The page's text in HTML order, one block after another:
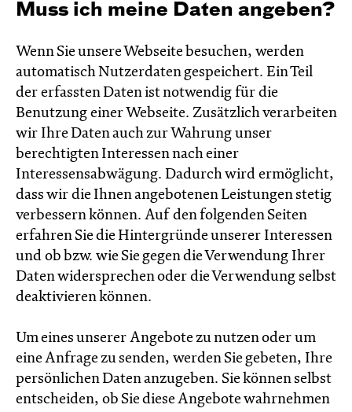
Muss ich meine Daten angeben?
Wenn Sie unsere Webseite besuchen, werden
automatisch Nutzerdaten gespeichert. Ein Teil
der erfassten Daten ist notwendig für die
Benutzung einer Webseite. Zusätzlich verarbeiten
wir Ihre Daten auch zur Wahrung unser
berechtigten Interessen nach einer
Interessensabwägung. Dadurch wird ermöglicht,
dass wir die Ihnen angebotenen Leistungen stetig
verbessern können. Auf den folgenden Seiten
erfahren Sie die Hintergründe unserer Interessen
und ob bzw. wie Sie gegen die Verwendung Ihrer
Daten widersprechen oder die Verwendung selbst
deaktivieren können.
Um eines unserer Angebote zu nutzen oder um
eine Anfrage zu senden, werden Sie gebeten, Ihre
persönlichen Daten anzugeben. Sie können selbst
entscheiden, ob Sie diese Angebote wahrnehmen